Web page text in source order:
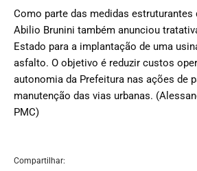
Como parte das medidas estruturantes
Abilio Brunini também anunciou
Estado para a implantação de uma
asfalto. O objetivo é reduzir custos
autonomia da Prefeitura nas ações de
manutenção das vias urbanas.
PMC)
Compartilhar: